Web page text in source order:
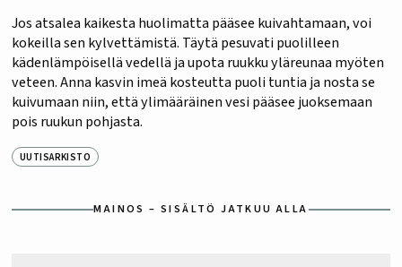
Jos atsalea kaikesta huolimatta pääsee kuivahtamaan, voi
kokeilla sen kylvettämistä. Täytä pesuvati puolilleen
kädenlämpöisellä vedellä ja upota ruukku yläreunaa myöten
veteen. Anna kasvin imeä kosteutta puoli tuntia ja nosta se
kuivumaan niin, että ylimääräinen vesi pääsee juoksemaan
pois ruukun pohjasta.
UUTISARKISTO
MAINOS – SISÄLTÖ JATKUU ALLA